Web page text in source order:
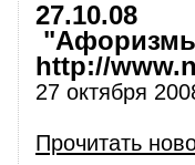
27.10.08
"Афоризмы
http://
27 октября
Прочитать